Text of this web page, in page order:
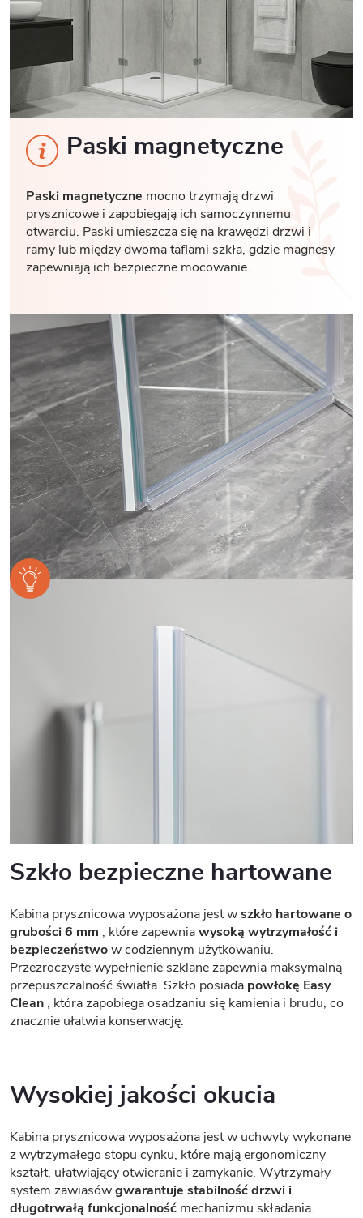
Paski magnetyczne
Paski magnetyczne mocno trzymają drzwi
prysznicowe i zapobiegają ich samoczynnemu
otwarciu. Paski umieszcza się na krawędzi drzwi i
ramy lub między dwoma taflami szkła, gdzie magnesy
zapewniają ich bezpieczne mocowanie.
Szkło bezpieczne hartowane
Kabina prysznicowa wyposażona jest wszkło hartowane o
grubości 6 mm , które zapewniawysoką wytrzymałość i
bezpieczeństwow codziennym użytkowaniu.
Przezroczyste wypełnienie szklane zapewnia maksymalną
przepuszczalność światła. Szkło posiada powłokę Easy
Clean , która zapobiega osadzaniu się kamienia i brudu, co
znacznie ułatwia konserwację.
Wysokiej jakości okucia
Kabina prysznicowa wyposażona jest w uchwyty wykonane
z wytrzymałego stopu cynku, które mają ergonomiczny
kształt, ułatwiający otwieranie i zamykanie. Wytrzymały
system zawiasówgwarantuje stabilność drzwi i
długotrwałą funkcjonalność mechanizmu składania.